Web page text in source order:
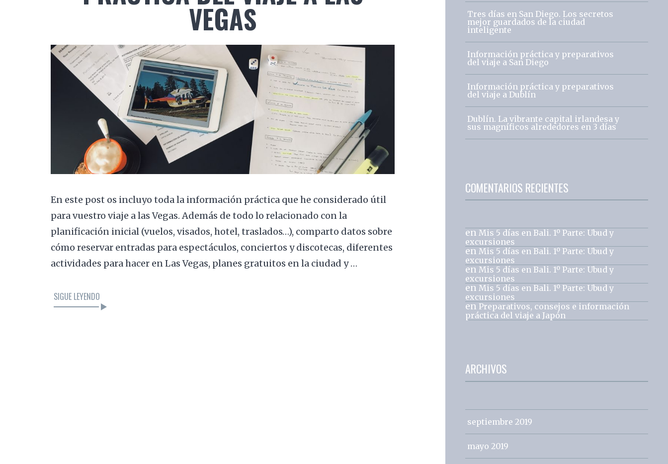
VEGAS
En este post os incluyo toda la información práctica que he considerado útil
para vuestro viaje a las Vegas. Además de todo lo relacionado con la
planificación inicial (vuelos, visados, hotel, traslados…), comparto datos sobre
cómo reservar entradas para espectáculos, conciertos y discotecas, diferentes
actividades para hacer en Las Vegas, planes gratuitos en la ciudad y …
SIGUE LEYENDO
Tres días en San Diego. Los secretos
mejor guardados de la ciudad
inteligente
Información práctica y preparativos
del viaje a San Diego
Información práctica y preparativos
del viaje a Dublín
Dublín. La vibrante capital irlandesa y
sus magníficos alrededores en 3 días
COMENTARIOS RECIENTES
en Mis 5 días en Bali. 1º Parte: Ubud y
excursiones
en Mis 5 días en Bali. 1º Parte: Ubud y
excursiones
en Mis 5 días en Bali. 1º Parte: Ubud y
excursiones
en Mis 5 días en Bali. 1º Parte: Ubud y
excursiones
en Preparativos, consejos e información
práctica del viaje a Japón
ARCHIVOS
septiembre 2019
mayo 2019